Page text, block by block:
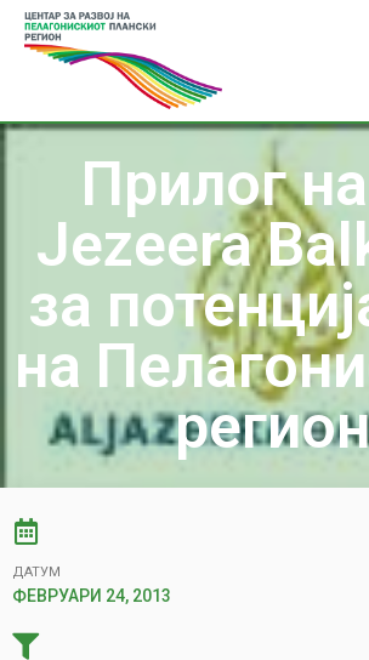
Прилог
Jezeera
за
на
регион
ДАТУМ
ФЕВРУАРИ 24, 2013